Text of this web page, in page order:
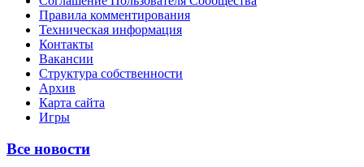
Правила комментирования
Техническая информация
Контакты
Вакансии
Структура собственности
Архив
Карта сайта
Игры
Все новости